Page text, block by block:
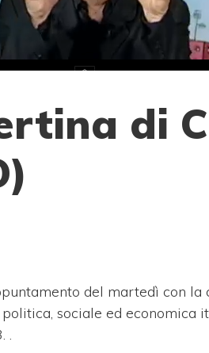
di
del martedì con
sociale ed economica